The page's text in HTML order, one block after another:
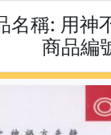
名稱: 用神
商品編